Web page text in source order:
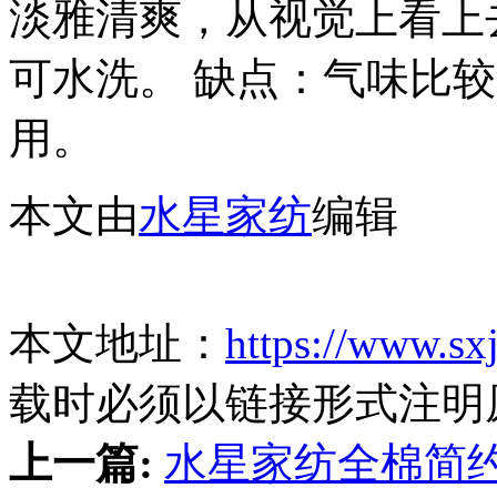
淡雅清爽，从视觉上看
可水洗。 缺点：气味比
用。
本文由水星家纺编辑
本文地址： https://
载时必须以链接形式注
上一篇: 水星家纺全棉简